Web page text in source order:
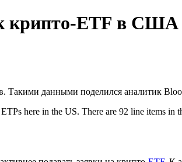
крипто-ETF в США
Такими данными поделился аналитик
here in the US. There are 92 line items in